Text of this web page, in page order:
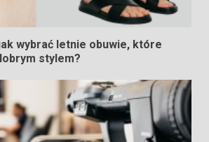
wybrać letnie obuwie, które
stylem?